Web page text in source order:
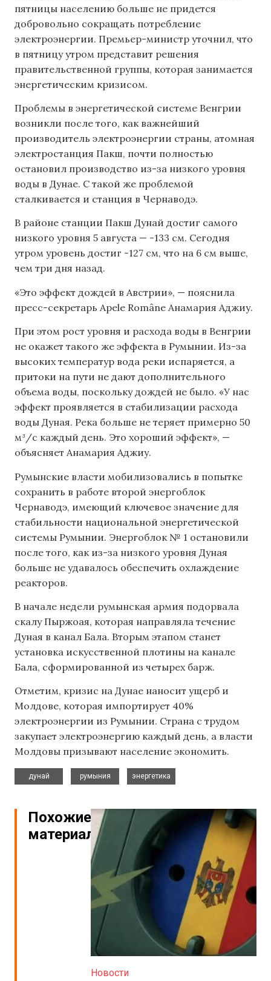
пятницы населению больше не придется
добровольно сокращать потребление
электроэнергии. Премьер-министр уточнил, что
в пятницу утром представит решения
правительственной группы, которая занимается
энергетическим кризисом.
Проблемы в энергетической системе Венгрии
возникли после того, как важнейший
производитель электроэнергии страны, атомная
электростанция Пакш, почти полностью
остановил производство из-за низкого уровня
воды в Дунае. С такой же проблемой
сталкивается и станция в Чернаводэ.
В районе станции Пакш Дунай достиг самого
низкого уровня 5 августа — -133 см. Сегодня
утром уровень достиг -127 см, что на 6 см выше,
чем три дня назад.
«Это эффект дождей в Австрии», — пояснила
пресс-секретарь Apele Române Анамария Аджиу.
При этом рост уровня и расхода воды в Венгрии
не окажет такого же эффекта в Румынии. Из-за
высоких температур вода реки испаряется, а
притоки на пути не дают дополнительного
объема воды, поскольку дождей не было. «У нас
эффект проявляется в стабилизации расхода
воды Дуная. Река больше не теряет примерно 50
м³/с каждый день. Это хороший эффект», —
объясняет Анамария Аджиу.
Румынские власти мобилизовались в попытке
сохранить в работе второй энергоблок
Чернаводэ, имеющий ключевое значение для
стабильности национальной энергетической
системы Румынии. Энергоблок № 1 остановили
после того, как из-за низкого уровня Дуная
больше не удавалось обеспечить охлаждение
реакторов.
В начале недели румынская армия подорвала
скалу Пыржоая, которая направляла течение
Дуная в канал Бала. Вторым этапом станет
установка искусственной плотины на канале
Бала, сформированной из четырех барж.
Отметим, кризис на Дунае наносит ущерб и
Молдове, которая импортирует 40%
электроэнергии из Румынии. Страна с трудом
закупает электроэнергию каждый день, а власти
Молдовы призывают население экономить.
дунай
румыния
энергетика
Похожие
материалы
Новости